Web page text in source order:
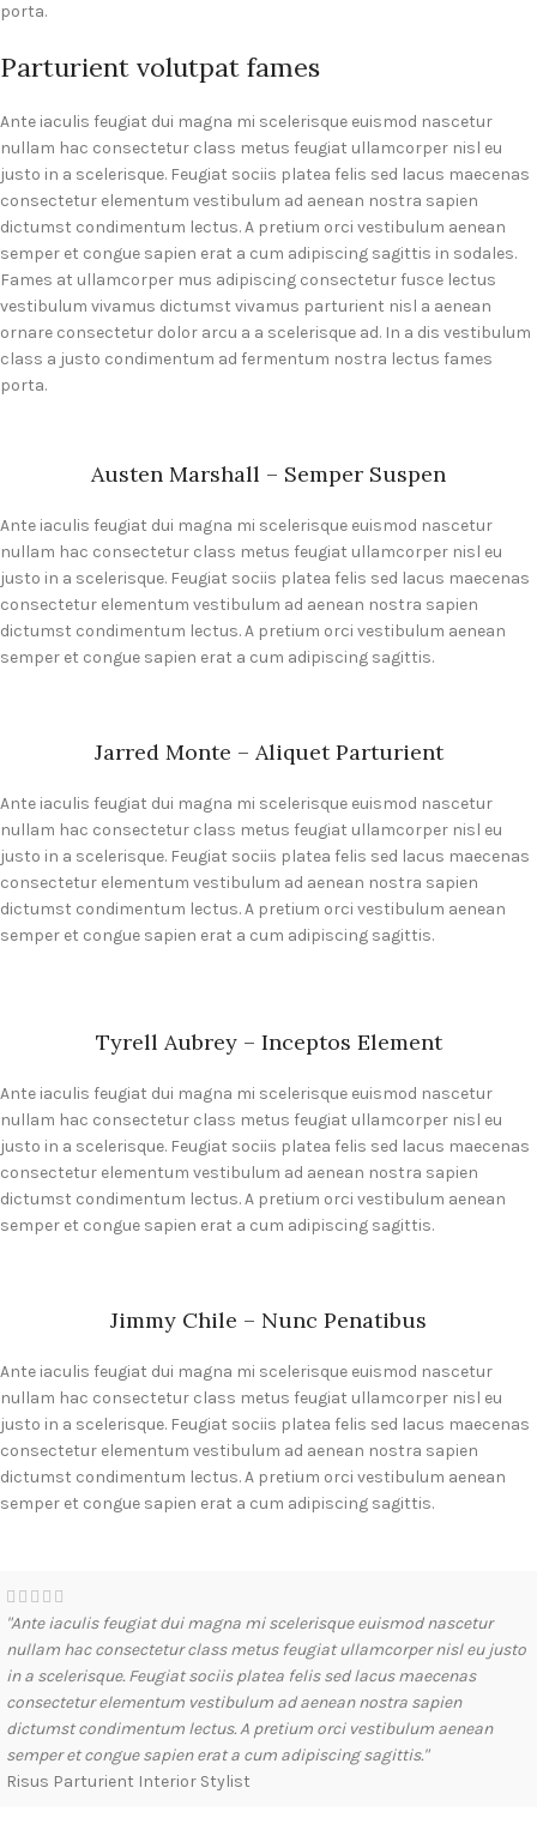
porta.
Parturient volutpat fames
Ante iaculis feugiat dui magna mi scelerisque euismod nascetur
nullam hac consectetur class metus feugiat ullamcorper nisl eu
justo in a scelerisque. Feugiat sociis platea felis sed lacus maecenas
consectetur elementum vestibulum ad aenean nostra sapien
dictumst condimentum lectus. A pretium orci vestibulum aenean
semper et congue sapien erat a cum adipiscing sagittis in sodales.
Fames at ullamcorper mus adipiscing consectetur fusce lectus
vestibulum vivamus dictumst vivamus parturient nisl a aenean
ornare consectetur dolor arcu a a scelerisque ad. In a dis vestibulum
class a justo condimentum ad fermentum nostra lectus fames
porta.
Austen Marshall – Semper Suspen
Ante iaculis feugiat dui magna mi scelerisque euismod nascetur
nullam hac consectetur class metus feugiat ullamcorper nisl eu
justo in a scelerisque. Feugiat sociis platea felis sed lacus maecenas
consectetur elementum vestibulum ad aenean nostra sapien
dictumst condimentum lectus. A pretium orci vestibulum aenean
semper et congue sapien erat a cum adipiscing sagittis.
Jarred Monte – Aliquet Parturient
Ante iaculis feugiat dui magna mi scelerisque euismod nascetur
nullam hac consectetur class metus feugiat ullamcorper nisl eu
justo in a scelerisque. Feugiat sociis platea felis sed lacus maecenas
consectetur elementum vestibulum ad aenean nostra sapien
dictumst condimentum lectus. A pretium orci vestibulum aenean
semper et congue sapien erat a cum adipiscing sagittis.
Tyrell Aubrey – Inceptos Element
Ante iaculis feugiat dui magna mi scelerisque euismod nascetur
nullam hac consectetur class metus feugiat ullamcorper nisl eu
justo in a scelerisque. Feugiat sociis platea felis sed lacus maecenas
consectetur elementum vestibulum ad aenean nostra sapien
dictumst condimentum lectus. A pretium orci vestibulum aenean
semper et congue sapien erat a cum adipiscing sagittis.
Jimmy Chile – Nunc Penatibus
Ante iaculis feugiat dui magna mi scelerisque euismod nascetur
nullam hac consectetur class metus feugiat ullamcorper nisl eu
justo in a scelerisque. Feugiat sociis platea felis sed lacus maecenas
consectetur elementum vestibulum ad aenean nostra sapien
dictumst condimentum lectus. A pretium orci vestibulum aenean
semper et congue sapien erat a cum adipiscing sagittis.
"Ante iaculis feugiat dui magna mi scelerisque euismod nascetur
nullam hac consectetur class metus feugiat ullamcorper nisl eu justo
in a scelerisque. Feugiat sociis platea felis sed lacus maecenas
consectetur elementum vestibulum ad aenean nostra sapien
dictumst condimentum lectus. A pretium orci vestibulum aenean
semper et congue sapien erat a cum adipiscing sagittis."
Risus Parturient Interior Stylist